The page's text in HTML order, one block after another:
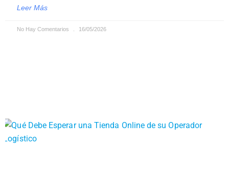
Leer Más
No Hay Comentarios 16/05/2026